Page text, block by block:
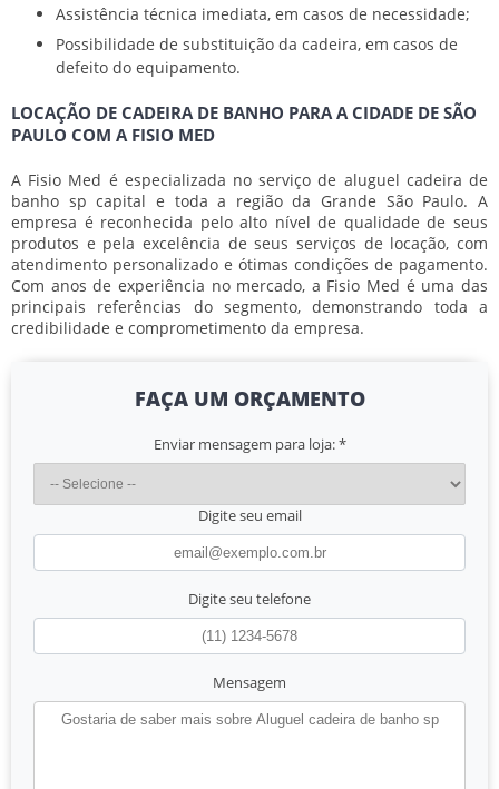
Assistência técnica imediata, em casos de necessidade;
Possibilidade de substituição da cadeira, em casos de
defeito do equipamento.
LOCAÇÃO DE CADEIRA DE BANHO PARA A CIDADE DE SÃO
PAULO COM A FISIO MED
A Fisio Med é especializada no serviço de aluguel cadeira de
banho sp capital e toda a região da Grande São Paulo. A
empresa é reconhecida pelo alto nível de qualidade de seus
produtos e pela excelência de seus serviços de locação, com
atendimento personalizado e ótimas condições de pagamento.
Com anos de experiência no mercado, a Fisio Med é uma das
principais referências do segmento, demonstrando toda a
credibilidade e comprometimento da empresa.
FAÇA UM ORÇAMENTO
Enviar mensagem para loja:*
Digite seu email
Digite seu telefone
Mensagem